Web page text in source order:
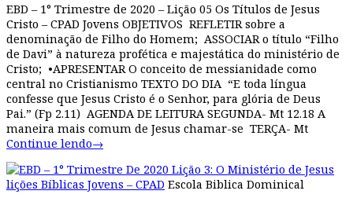
EBD – 1° Trimestre de 2020 – Lição 05 Os Títulos de Jesus
Cristo – CPAD Jovens OBJETIVOS REFLETIR sobre a
denominação de Filho do Homem; ASSOCIAR o título “Filho
de Davi” à natureza profética e majestática do ministério de
Cristo; •APRESENTAR O conceito de messianidade como
central no Cristianismo TEXTO DO DIA “E toda língua
confesse que Jesus Cristo é o Senhor, para glória de Deus
Pai.” (Fp 2.11) AGENDA DE LEITURA SEGUNDA- Mt 12.18 A
maneira mais comum de Jesus chamar-se TERÇA- Mt
Continue lendo→
lições Bíblicas Jovens – CPAD Escola Biblica Dominical